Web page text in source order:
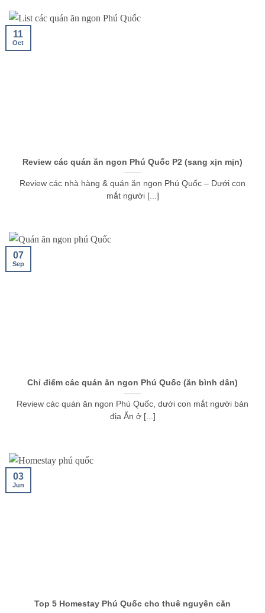
Review các quán ăn ngon Phú Quốc P2 (sang xịn mịn)
Review các nhà hàng & quán ăn ngon Phú Quốc – Dưới con
mắt người [...]
11
Oct
Chỉ điểm các quán ăn ngon Phú Quốc (ăn bình dân)
Review các quán ăn ngon Phú Quốc, dưới con mắt người bản
địa Ăn ở [...]
07
Sep
Top 5 Homestay Phú Quốc cho thuê nguyên căn
03
Jun